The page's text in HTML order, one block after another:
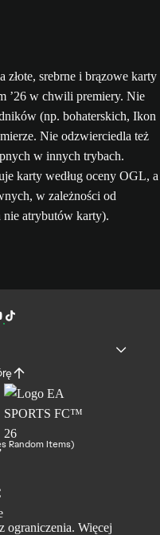
srebrne i brązowe karty
’26 w chwili premiery. Nie
(np. bohaterskich, Ikon
Nie odzwierciedla też
w innych trybach.
karty według oceny OGL, a
w zależności od
atrybutów karty).
Random Items)
ograniczenia. Więcej